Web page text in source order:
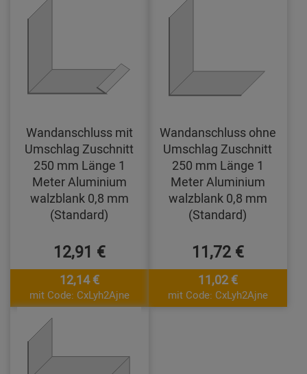
Wandanschluss mit
Umschlag Zuschnitt
250 mm Länge 1
Meter Aluminium
walzblank 0,8 mm
(Standard)
12,91 €
12,14 €
mit Code: CxLyh2Ajne
Wandanschluss ohne
Umschlag Zuschnitt
250 mm Länge 1
Meter Aluminium
walzblank 0,8 mm
(Standard)
11,72 €
11,02 €
mit Code: CxLyh2Ajne